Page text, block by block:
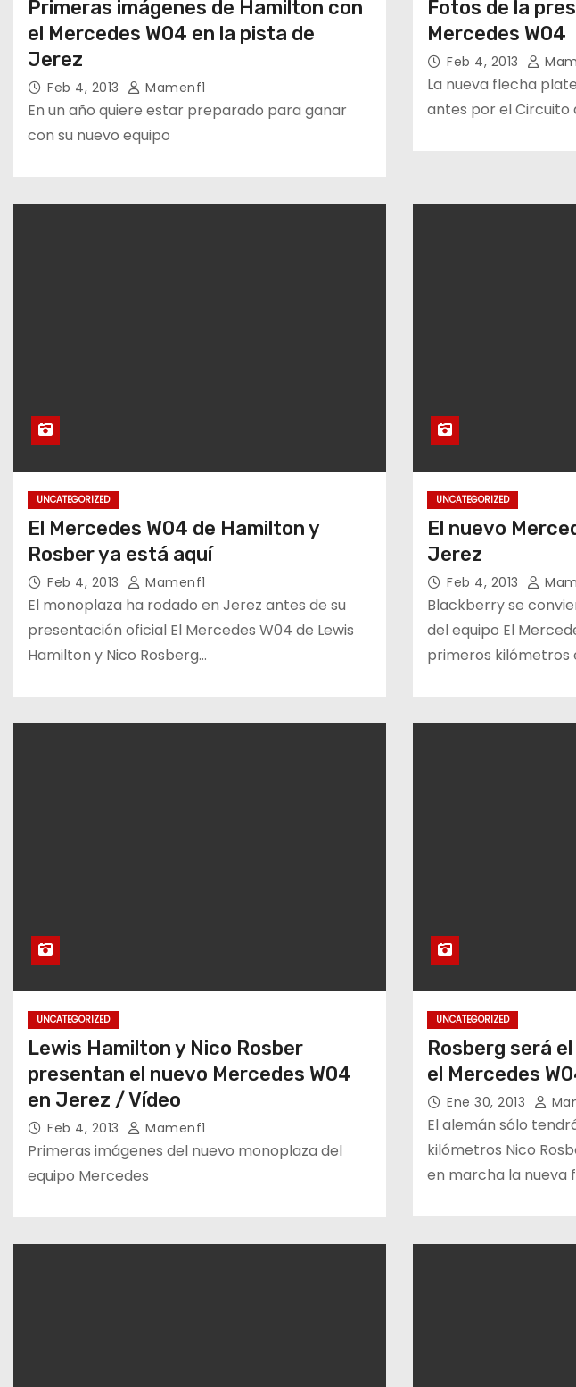
Primeras imágenes de Hamilton con
el Mercedes W04 en la pista de
Jerez
Feb 4, 2013 Mamenf1
En un año quiere estar preparado para ganar
con su nuevo equipo
Fotos de la
Mercedes W04
Feb 4, 2013
La nueva flecha
antes por el Circuito
UNCATEGORIZED
El Mercedes W04 de Hamilton y
Rosber ya está aquí
Feb 4, 2013 Mamenf1
El monoplaza ha rodado en Jerez antes de su
presentación oficial El Mercedes W04 de Lewis
Hamilton y Nico Rosberg…
UNCATEGORIZED
El nuevo
Jerez
Feb 4, 2013
Blackberry se
del equipo El
primeros kilómetros
UNCATEGORIZED
Lewis Hamilton y Nico Rosber
presentan el nuevo Mercedes W04
en Jerez / Vídeo
Feb 4, 2013 Mamenf1
Primeras imágenes del nuevo monoplaza del
equipo Mercedes
UNCATEGORIZED
Rosberg será
el Mercedes
Ene 30, 2013
El alemán sólo
kilómetros Nico
en marcha la nueva